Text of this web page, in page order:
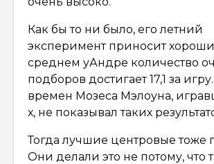
Как бы то ни было, его летний
эксперимент приносит
среднем уАндре количество
подборов достигает 17,1 за
времен Мозеса Мэлоуна,
х, не показывал таких
Тогда лучшие центровые тоже
Они делали это не потому, что